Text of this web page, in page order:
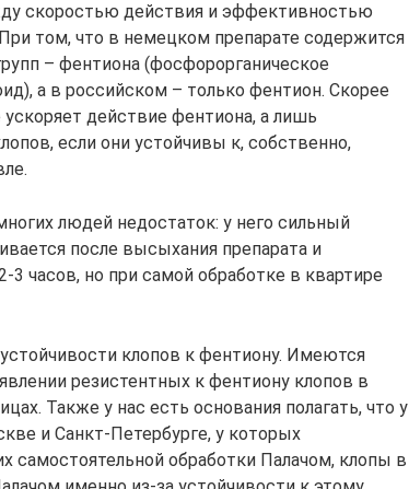
скоростью действия и эффективностью
том, что в немецком препарате содержится
– фентиона (фосфорорганическое
а в российском – только фентион. Скорее
действие фентиона, а лишь
если они устойчивы к, собственно,
людей недостаток: у него сильный
после высыхания препарата и
часов, но при самой обработке в квартире
клопов к фентиону. Имеются
резистентных к фентиону клопов в
Также у нас есть основания полагать, что у
и Санкт-Петербурге, у которых
самостоятельной обработки Палачом, клопы в